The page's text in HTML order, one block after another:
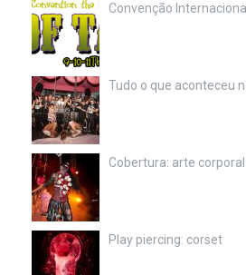
Convenção
Tudo o que aconteceu
Cobertura: arte
Play piercing: corset